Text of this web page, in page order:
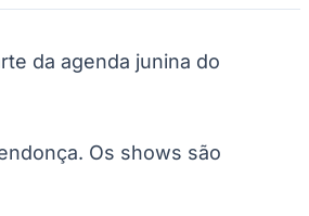
da agenda junina do
Os shows são